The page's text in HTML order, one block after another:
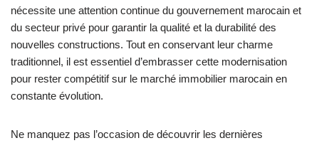
nécessite une attention continue du gouvernement marocain et
du secteur privé pour garantir la qualité et la durabilité des
nouvelles constructions. Tout en conservant leur charme
traditionnel, il est essentiel d’embrasser cette modernisation
pour rester compétitif sur le marché immobilier marocain en
constante évolution.
Ne manquez pas l’occasion de découvrir les dernières